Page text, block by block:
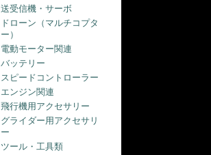
送受信機・サーボ
ドローン（マルチコプタ
ー）
電動モーター関連
バッテリー
スピードコントローラー
エンジン関連
飛行機用アクセサリー
グライダー用アクセサリ
ー
ツール・工具類